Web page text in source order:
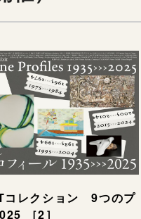
レクション 9つのプ
［2］